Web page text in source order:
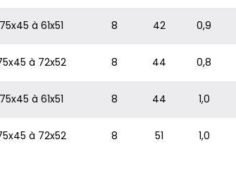
75x45 à 61x51 8 42 0,9
à 72x52 8 44 0,8
75x45 à 61x51 8 44 1,0
à 72x52 8 51 1,0